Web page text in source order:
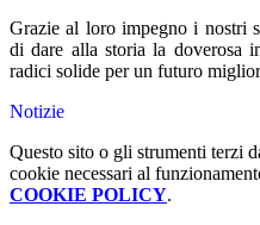
Grazie al loro impegno i nostri
di dare alla storia la doverosa
radici solide per un futuro
Notizie
Questo sito o gli strumenti terzi
cookie necessari al
COOKIE POLICY.